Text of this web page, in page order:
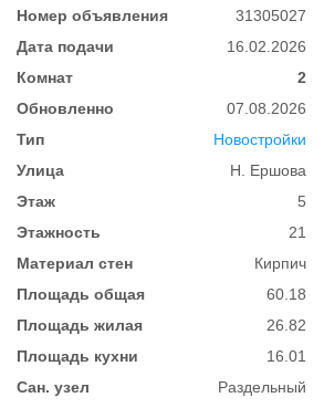
Номер объявления
31305027
Дата подачи
16.02.2026
Комнат
2
Обновленно
07.08.2026
Тип
Новостройки
Улица
Н. Ершова
Этаж
5
Этажность
21
Материал стен
Кирпич
Площадь общая
60.18
Площадь жилая
26.82
Площадь кухни
16.01
Сан. узел
Раздельный